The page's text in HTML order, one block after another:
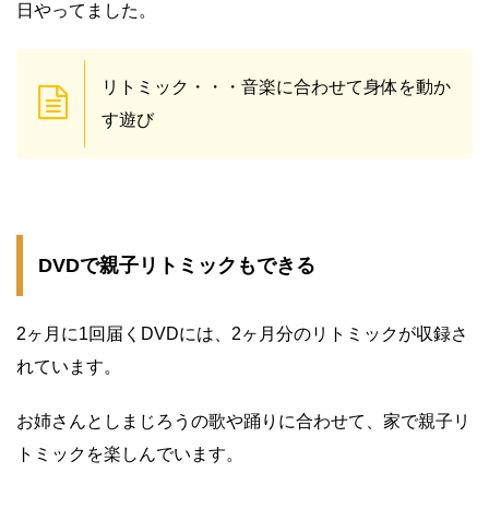
日やってました。
リトミック・・・音楽に合わせて身体を動か
す遊び
DVDで親子リトミックもできる
2ヶ月に1回届くDVDには、2ヶ月分のリトミックが収録さ
れています。
お姉さんとしまじろうの歌や踊りに合わせて、家で親子リ
トミックを楽しんでいます。